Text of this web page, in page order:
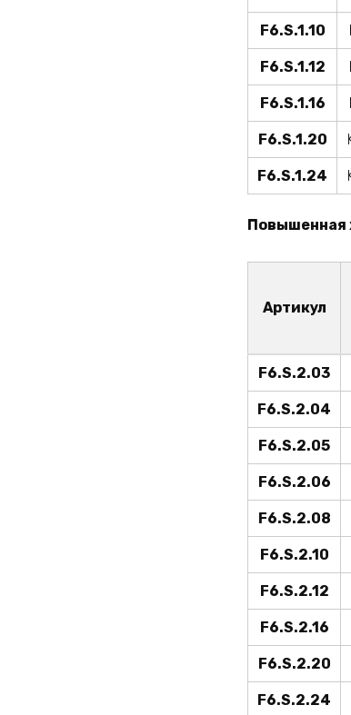
F6.S.1.10
F6.S.1.12
F6.S.1.16
F6.S.1.20
F6.S.1.24
Повышенная
Артикул
F6.S.2.03
F6.S.2.04
F6.S.2.05
F6.S.2.06
F6.S.2.08
F6.S.2.10
F6.S.2.12
F6.S.2.16
F6.S.2.20
F6.S.2.24